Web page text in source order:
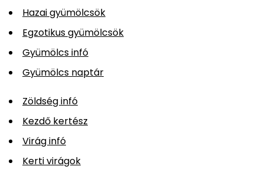
Hazai gyümölcsök
Egzotikus gyümölcsök
Gyümölcs infó
Gyümölcs naptár
Zöldség infó
Kezdő kertész
Virág infó
Kerti virágok